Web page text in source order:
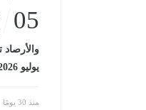
05
يوليو 2026 05:03 صـ
منذ 30 يومًا